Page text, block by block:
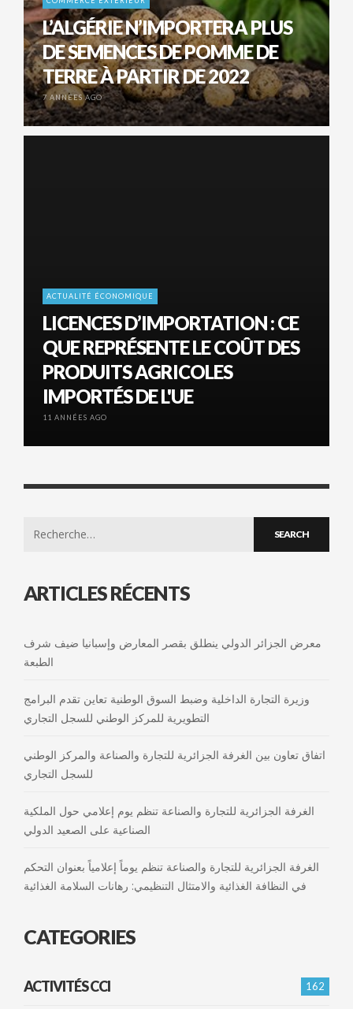
L’ALGÉRIE N’IMPORTERA PLUS
DE SEMENCES DE POMME DE
TERRE À PARTIR DE 2022
7 ANNÉES AGO
ACTUALITÉ ÉCONOMIQUE
LICENCES D’IMPORTATION : CE
QUE REPRÉSENTE LE COÛT DES
PRODUITS AGRICOLES
IMPORTÉS DE L'UE
11 ANNÉES AGO
Search
ARTICLES RÉCENTS
معرض الجزائر الدولي ينطلق بقصر المعارض وإسبانيا ضيف شرف
الطبعة
وزيرة التجارة الداخلية وضبط السوق الوطنية تعاين تقدم البرامج
التطويرية للمركز الوطني للسجل التجاري
اتفاق تعاون بين الغرفة الجزائرية للتجارة والصناعة والمركز الوطني
للسجل التجاري
الغرفة الجزائرية للتجارة والصناعة تنظم يوم إعلامي حول الملكية
الصناعية على الصعيد الدولي
الغرفة الجزائرية للتجارة والصناعة تنظم يوماً إعلامياً بعنوان التحكم
في النظافة الغذائية والامتثال التنظيمي: رهانات السلامة الغذائية
CATEGORIES
162
ACTIVITÉS CCI